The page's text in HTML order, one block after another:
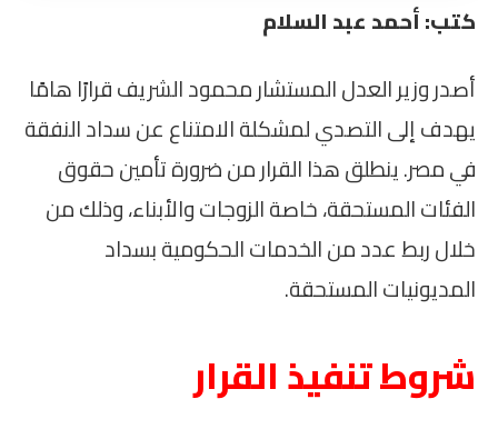
كتب: أحمد عبد السلام
أصدر وزير العدل المستشار محمود الشريف قرارًا هامًا
يهدف إلى التصدي لمشكلة الامتناع عن سداد النفقة
في مصر. ينطلق هذا القرار من ضرورة تأمين حقوق
الفئات المستحقة، خاصة الزوجات والأبناء، وذلك من
خلال ربط عدد من الخدمات الحكومية بسداد
المديونيات المستحقة.
شروط تنفيذ القرار